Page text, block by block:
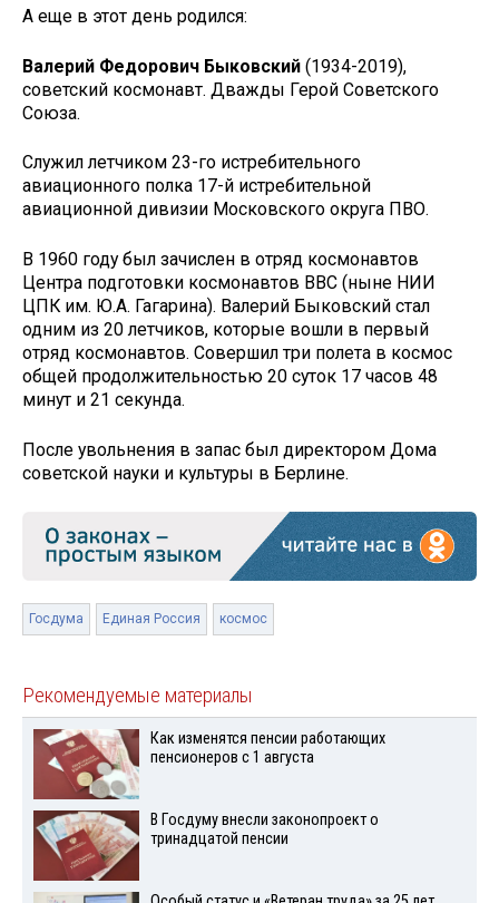
А еще в этот день родился:
Валерий Федорович Быковский (1934-2019),
советский космонавт. Дважды Герой Советского
Союза.
Служил летчиком 23-го истребительного
авиационного полка 17-й истребительной
авиационной дивизии Московского округа ПВО.
В 1960 году был зачислен в отряд космонавтов
Центра подготовки космонавтов ВВС (ныне НИИ
ЦПК им. Ю.А. Гагарина). Валерий Быковский стал
одним из 20 летчиков, которые вошли в первый
отряд космонавтов. Совершил три полета в космос
общей продолжительностью 20 суток 17 часов 48
минут и 21 секунда.
После увольнения в запас был директором Дома
советской науки и культуры в Берлине.
Госдума Единая Россия космос
Рекомендуемые материалы
Как изменятся пенсии работающих
пенсионеров с 1 августа
В Госдуму внесли законопроект о
тринадцатой пенсии